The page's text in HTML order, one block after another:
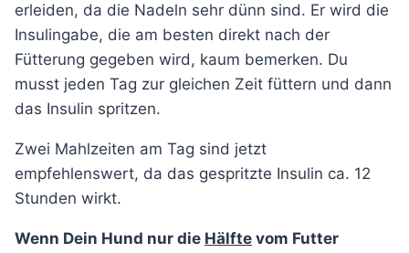
erleiden, da die Nadeln sehr dünn sind. Er wird die
Insulingabe, die am besten direkt nach der
Fütterung gegeben wird, kaum bemerken. Du
musst jeden Tag zur gleichen Zeit füttern und dann
das Insulin spritzen.
Zwei Mahlzeiten am Tag sind jetzt
empfehlenswert, da das gespritzte Insulin ca. 12
Stunden wirkt.
Wenn Dein Hund nur die Hälfte vom Futter